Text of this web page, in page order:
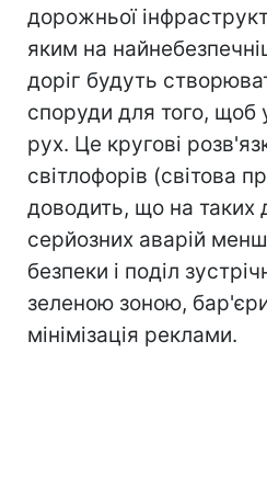
дорожньої
яким на
доріг будуть
споруди для того, щоб
рух. Це кругові
світлофорів (світова
доводить, що на таких
серйозних аварій
безпеки і поділ
зеленою зоною,
мінімізація реклами.